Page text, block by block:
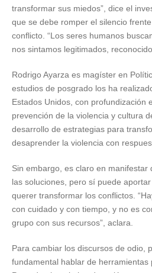
transformar sus miedos”, dice el
que se debe romper el silencio
conflicto. “Los seres humanos
nos sintamos legitimados,
Rodrigo Ayarza es magíster en
estudios de posgrado los ha
Estados Unidos, con profundización
prevención de la violencia y cultura
desarrollo de estrategias para
desaprender la violencia con
Sin embargo, es claro en manifestar
las soluciones, pero sí puede
querer transformar los conflictos.
con cuidado y con tiempo, y no es
grupo con sus recursos”, aclara.
Para cambiar los discursos de odio,
fundamental hablar de herramientas